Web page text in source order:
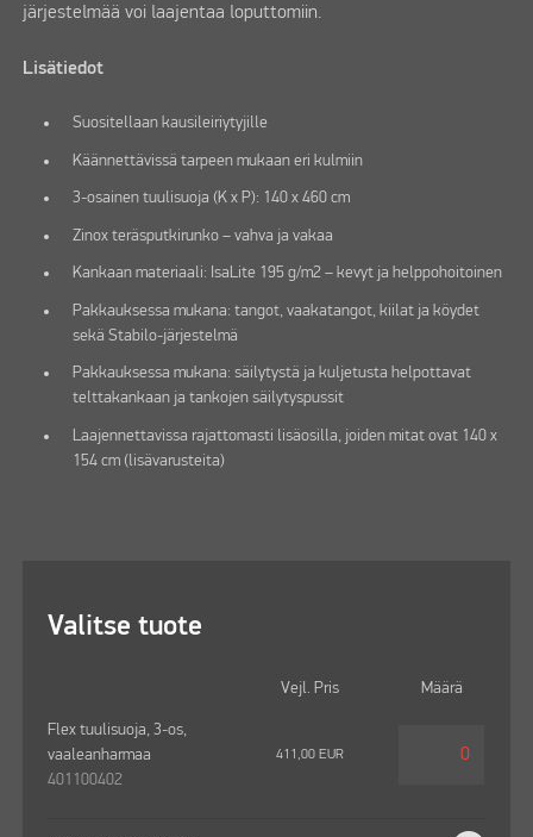
järjestelmää voi laajentaa loputtomiin.
Lisätiedot
Suositellaan kausileiriytyjille
Käännettävissä tarpeen mukaan eri kulmiin
3-osainen tuulisuoja (K x P): 140 x 460 cm
Zinox teräsputkirunko – vahva ja vakaa
Kankaan materiaali: IsaLite 195 g/m2 – kevyt ja helppohoitoinen
Pakkauksessa mukana: tangot, vaakatangot, kiilat ja köydet
sekä Stabilo-järjestelmä
Pakkauksessa mukana: säilytystä ja kuljetusta helpottavat
telttakankaan ja tankojen säilytyspussit
Laajennettavissa rajattomasti lisäosilla, joiden mitat ovat 140 x
154 cm (lisävarusteita)
Valitse tuote
Vejl. Pris Määrä
Flex tuulisuoja, 3-os,
vaaleanharmaa
401100402
411,00 EUR